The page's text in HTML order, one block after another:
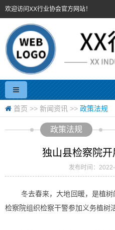
欢迎访问XX行业协会官方网站！
首页 >> 新闻资讯 >> 政策法规
政策法规
独山县检察院
发布时间：
冬去春来，大地回暖，是植
检察院组织检察干警参加义务植树